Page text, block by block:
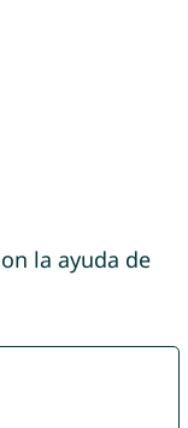
la ayuda de